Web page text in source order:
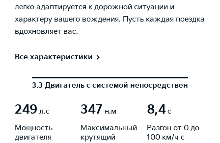
легко адаптируется к дорожной ситуации и
характеру вашего вождения. Пусть каждая поездка
вдохновляет вас.
Все характеристики
3.3 Двигатель с системой непосредственного
249 л.с
Мощность
двигателя
347 н.м
Максимальный
крутящий
8,4с
Разгон от 0 до
100 км/ч с